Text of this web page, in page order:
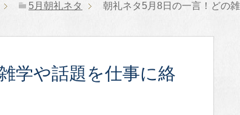
5月朝礼ネタ 朝礼ネタ5月8日の一言！どの
学や話題を仕事に絡